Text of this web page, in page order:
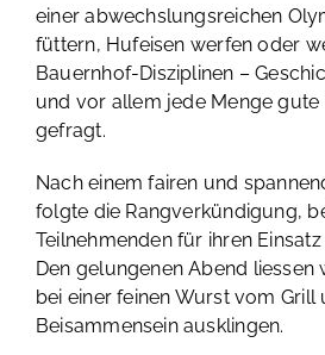
einer abwechslungsreichen
füttern, Hufeisen werfen oder
Bauernhof-Disziplinen –
und vor allem jede Menge gute
gefragt.
Nach einem fairen und
folgte die Rangverkündigung,
Teilnehmenden für ihren
Den gelungenen Abend liessen
bei einer feinen Wurst vom
Beisammensein ausklingen.